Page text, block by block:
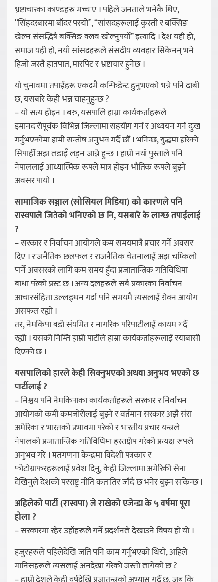
भ्रष्टाचारका काण्डहरू मच्चाए । पहिले जनताले भनेकै थिए,
“सिंहदरबारमा बाँदर पस्यो”, “सांसदहरूलाई कुस्ती र बक्सिङ
खेल्न संसद्भित्रै बक्सिङ क्लव खोल्नुपर्यो” इत्यादि । देश यही हो,
समाज यही हो, नयाँ सांसदहरूले संसदीय व्यवहार सिकेनन् भने
हिजो जस्तै हातपात, मारपिट र भ्रष्टाचार हुनेछ ।
यो चुनावमा तपाईंहरू एकदमै कन्फिडेन्ट हुनुभएको भन्ने पनि दाबी
छ, यसबारे केही भन्न चाहनुहुन्छ ?
– यो सत्य होइन । बरु, यसपालि हाम्रा कार्यकर्ताहरूले
इमानदारीपूर्वक विभिन्न जिल्लामा सहयोग गर्न र अध्ययन गर्न दुःख
गर्नुभएकोमा हामी सन्तोष अनुभव गर्दै छौँ । भनिन्छ, युद्धमा हारेको
सिपाहीँ अझ लडाइँ लड्न जान्ने हुन्छ । हाम्रो नयाँ पुस्ताले पनि
नेपाललाई आध्यात्मिक रूपले मात्र होइन भौतिक रूपले बुझ्ने
अवसर पायो ।
सामाजिक सञ्जाल (सोसियल मिडिया) को कारणले पनि
रास्वपाले जितेको भनिएको छ नि, यसबारे के लाग्छ तपाईंलाई
?
– सरकार र निर्वाचन आयोगले कम समयमात्रै प्रचार गर्ने अवसर
दिए । राजनैतिक छलफल र राजनैतिक चेतनालाई अझ चम्किलो
पार्ने अवसरको लागि कम समय हुँदा प्रजातान्त्रिक गतिविधिमा
बाधा परेको प्रस्ट छ । अन्य दलहरूले सबै प्रकारका निर्वाचन
आचारसंहिता उल्लङ्घन गर्दा पनि समयमै त्यसलाई रोक्न आयोग
असफल रह्यो ।
तर, नेमकिपा बडो संयमित र नागरिक परिपाटीलाई कायम गर्दै
रह्यो । यसको निम्ति हाम्रो पार्टीले हाम्रा कार्यकर्ताहरूलाई स्याबासी
दिएको छ ।
यसपालिको हारले केही सिक्नुभएको अथवा अनुभव भएको छ
पार्टीलाई ?
– निश्चय पनि नेमकिपाका कार्यकर्ताहरूले सरकार र निर्वाचन
आयोगको कमी कमजोरीलाई बुझ्ने र वर्तमान सरकार अझै संरा
अमेरिका र भारतको प्रभावमा परेको र भारतीय प्रचार यन्त्रले
नेपालको प्रजातान्त्रिक गतिविधिमा हस्तक्षेप गरेको प्रत्यक्ष रूपले
अनुभव गरे । मतगणना केन्द्रमा विदेशी पत्रकार र
फोटोग्राफरहरूलाई प्रवेश दिनु, केही जिल्लामा अमेरिकी सेना
देखिनुले देशको परराष्ट्र नीति कतातिर जाँदै छ भनेर बुझ्न सकिन्छ ।
अहिलेको पार्टी (रास्वपा) ले राखेको एजेन्डा के ५ वर्षमा पूरा
होला ?
– सरकारमा रहेर उहाँहरूले गर्ने प्रदर्शनले देखाउने विषय हो यो ।
हजुरहरूले पहिलेदेखि जति पनि काम गर्नुभएको थियो, अहिले
मानिसहरूले त्यसलाई अनदेखा गरेको जस्तो लागेको छ ?